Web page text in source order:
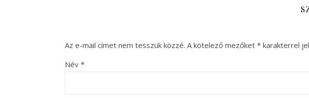
Az e-mail címet nem tesszük közzé. A kötelező mezőket * karakterrel
Név *